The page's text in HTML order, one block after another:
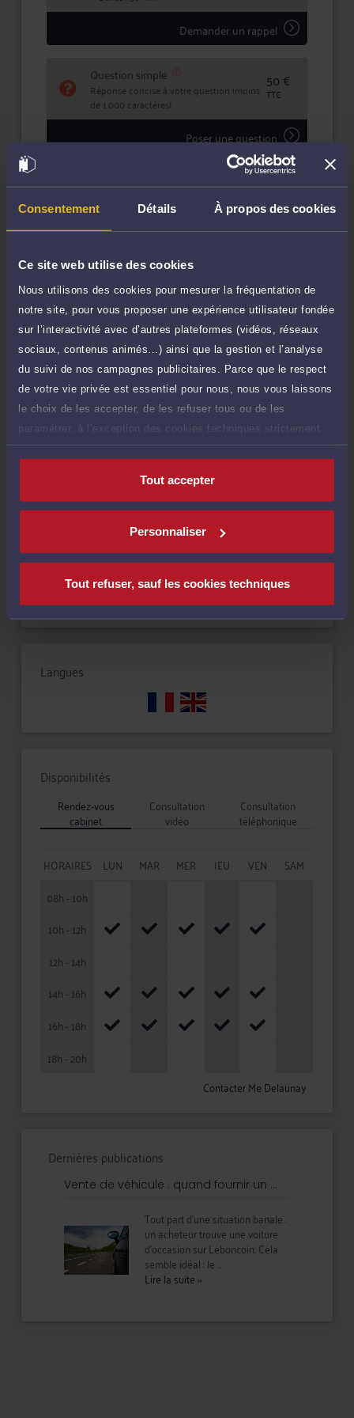
Consentement Détails À propos des cookies
Ce site web utilise des cookies
Nous utilisons des cookies pour mesurer la fréquentation de
notre site, pour vous proposer une expérience utilisateur fondée
sur l’interactivité avec d’autres plateformes (vidéos, réseaux
sociaux, contenus animés…) ainsi que la gestion et l’analyse
du suivi de nos campagnes publicitaires. Parce que le respect
de votre vie privée est essentiel pour nous, nous vous laissons
le choix de les accepter, de les refuser tous ou de les
paramétrer, à l’exception des cookies techniques strictement
nécessaires au fonctionnement du site.
Tout accepter
Personnaliser
Tout refuser, sauf les cookies techniques
Demander un rappel
Question simple
Réponse concise à votre question (moins
de 1.000 caractères)
50 €
TTC
Poser une question
Consultation écrite
Etude de votre dossier + possibilité
d'ajout d'une pièce jointe
150 €
TTC
Payer des honoraires ou une facture
Vous souhaitez payer une facture ou des
honoraires à l’avocat par Carte Bancaire.
Payer
Compétences
Droit du crédit et de la consommation
Droit immobilier
Droit commercial, des affaires et de la concurrence
Langues
Disponibilités
Rendez-vous
cabinet
Consultation
vidéo
Consultation
téléphonique
HORAIRES LUN MAR MER JEU VEN
SAM
08h - 10h
10h - 12h
12h - 14h
14h - 16h
16h - 18h
18h - 20h
Contacter Me Delaunay
Dernières publications
Vente de véhicule : quand fournir un ...
Tout part d'une situation banale :
un acheteur trouve une voiture
d'occasion sur Leboncoin. Cela
semble idéal : le ...
Lire la suite››